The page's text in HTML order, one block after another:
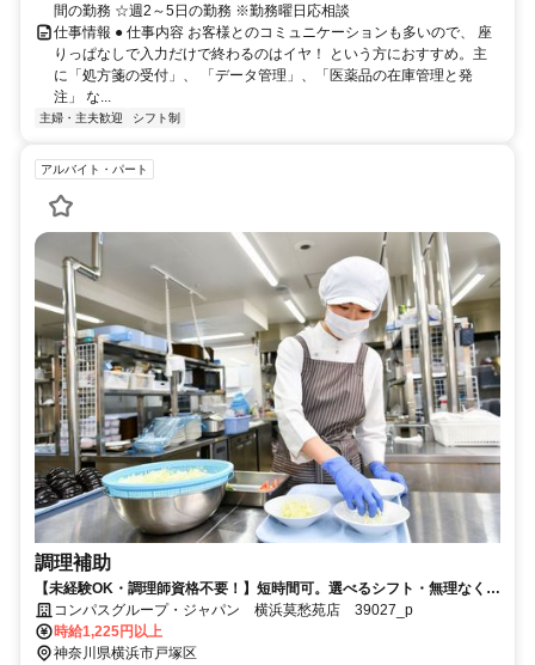
間の勤務 ☆週2～5日の勤務 ※勤務曜日応相談
仕事情報 ● 仕事内容 お客様とのコミュニケーションも多いので、 座
りっぱなしで入力だけで終わるのはイヤ！ という方におすすめ。主
に「処方箋の受付」、 「データ管理」、「医薬品の在庫管理と発
注」 な...
主婦・主夫歓迎 シフト制
アルバイト・パート
調理補助
【未経験OK・調理師資格不要！】短時間可。選べるシフト・無理なく安
定ワーク！
コンパスグループ・ジャパン 横浜莫愁苑店 39027_p
時給1,225円以上
神奈川県横浜市戸塚区